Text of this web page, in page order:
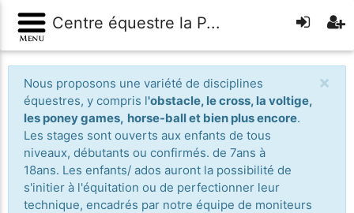
Centre équestre la P...
×
Nous proposons une variété de disciplines
équestres, y compris l'obstacle, le cross, la voltige,
les poney games, horse-ball et bien plus encore.
Les stages sont ouverts aux enfants de tous
niveaux, débutants ou confirmés. de 7ans à
18ans. Les enfants/ ados auront la possibilité de
s'initier à l'équitation ou de perfectionner leur
technique, encadrés par notre équipe de moniteurs